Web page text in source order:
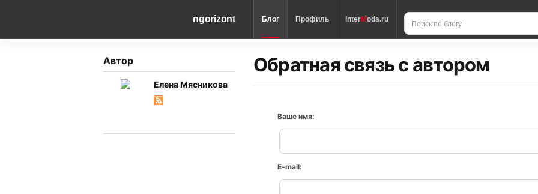
ngorizont Блог Профиль InterModa.ru
Автор
Елена Мясникова
Обратная связь с автором
Ваше имя:
E-mail: